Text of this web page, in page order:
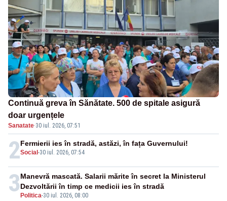
Continuă greva în Sănătate. 500 de spitale asigură
doar urgențele
Sanatate·30 iul. 2026, 07:51
2Social-30 iul. 2026, 07:54
Fermierii ies în stradă, astăzi, în fața Guvernului!
3Politica-30 iul. 2026, 08:00
Manevră mascată. Salarii mărite în secret la Ministerul
Dezvoltării în timp ce medicii ies în stradă